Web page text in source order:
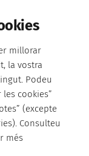
millorar
la vostra
Podeu
les cookies”
(excepte
Consulteu
més